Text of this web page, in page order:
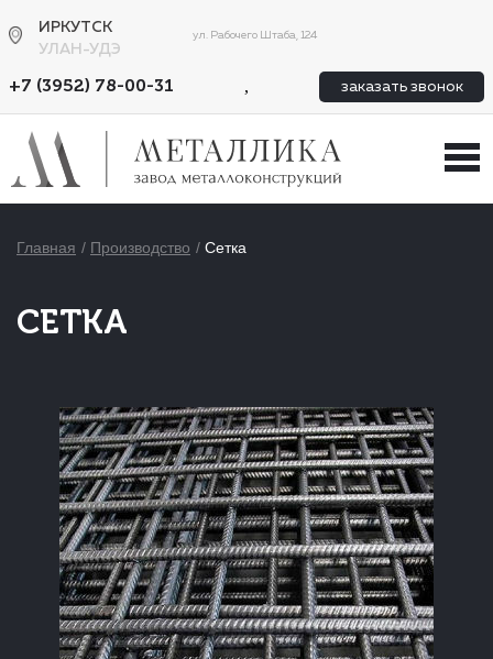
ИРКУТСК
УЛАН-УДЭ
ул. Рабочего Штаба, 124
+7 (3952) 78-00-31 , заказать звонок
Главная Производство Сетка
СЕТКА